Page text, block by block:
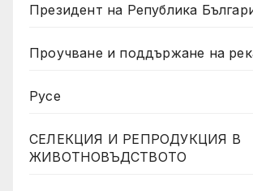
Президент на Република
Проучване и поддържане на
Русе
СЕЛЕКЦИЯ И РЕПРОДУКЦИЯ В
ЖИВОТНОВЪДСТВОТО